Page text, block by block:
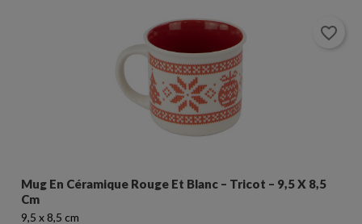
Mug En Céramique Rouge Et Blanc – Tricot – 9,5 X 8,5
Cm
9,5 x 8,5 cm
favorite_border